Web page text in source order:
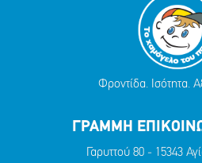
Φροντίδα. Ισότητα.
ΓΡΑΜΜΗ
Γαρυττού 80 - 15343